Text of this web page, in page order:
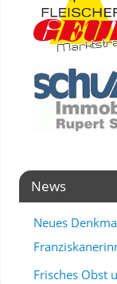
News
Neues
Frisches Obst